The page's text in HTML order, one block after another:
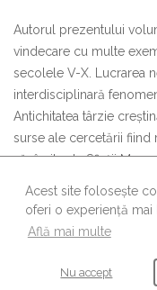
Acest site folosește
oferi o experiență mai
Află mai multe
Nu accept
Autorul prezentului
vindecare cu multe
secolele V-X. Lucrarea
interdisciplinară
Antichitatea târzie
surse ale cercetării
săvârșite de Sfinții
Chir și Ioan, Sfântul
Sfântul Mare Mucenic
Mucenic Terapont,